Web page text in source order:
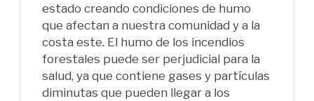
estado creando condiciones de humo
que afectan a nuestra comunidad y a la
costa este. El humo de los incendios
forestales puede ser perjudicial para la
salud, ya que contiene gases y partículas
diminutas que pueden llegar a los